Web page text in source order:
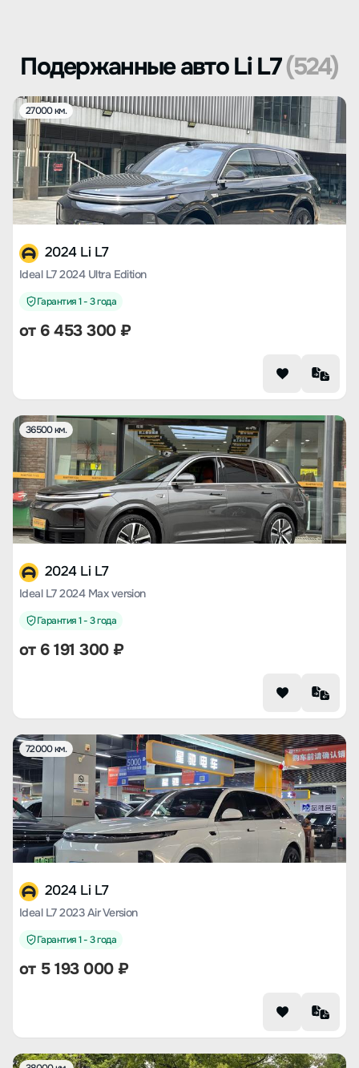
Подержанные авто Li L7(524)
27000 км.
2024 Li L7
Ideal L7 2024 Ultra Edition
Гарантия 1 - 3 года
от 6 453 300₽
36500 км.
2024 Li L7
Ideal L7 2024 Max version
Гарантия 1 - 3 года
от 6 191 300₽
72000 км.
2024 Li L7
Ideal L7 2023 Air Version
Гарантия 1 - 3 года
от 5 193 000₽